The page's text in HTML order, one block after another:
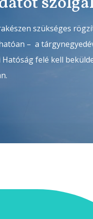
szükséges
– a
felé kell